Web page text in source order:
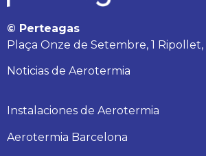
© Perteagas
Plaça Onze de Setembre, 1
Noticias de Aerotermia
Instalaciones de Aerotermia
Aerotermia Barcelona